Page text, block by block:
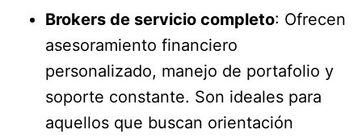
Brokers de servicio completo: Ofrecen
asesoramiento financiero
personalizado, manejo de portafolio y
soporte constante. Son ideales para
aquellos que buscan orientación